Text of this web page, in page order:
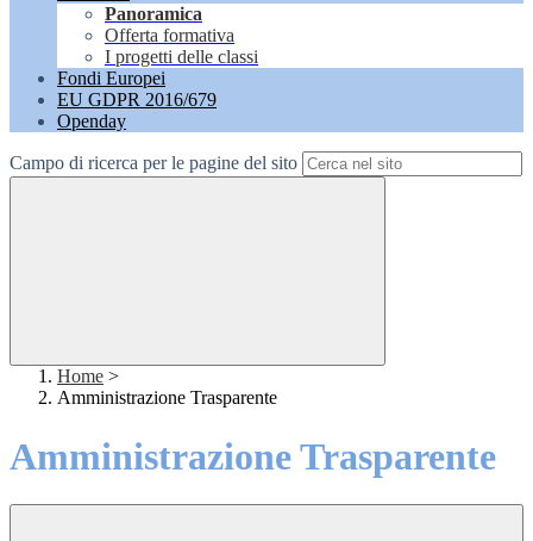
Panoramica
Offerta formativa
I progetti delle classi
Fondi Europei
EU GDPR 2016/679
Openday
Campo di ricerca per le pagine del sito
Home >
Amministrazione Trasparente
Amministrazione Trasparente